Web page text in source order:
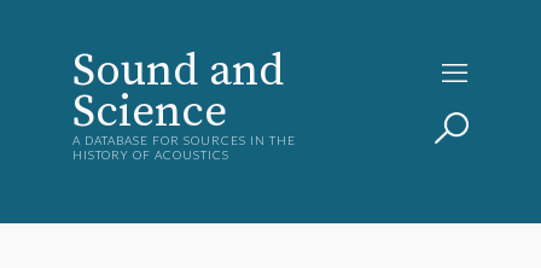
Sound and
Science
A DATABASE FOR SOURCES IN THE
HISTORY OF ACOUSTICS